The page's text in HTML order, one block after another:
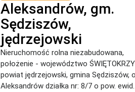
Aleksandrów, gm.
Sędziszów,
jędrzejowski
Nieruchomość rolna niezabudowana,
położenie - województwo
powiat jędrzejowski, gmina Sędziszów,
Aleksandrów działka nr: 8/7 o pow. ewid.